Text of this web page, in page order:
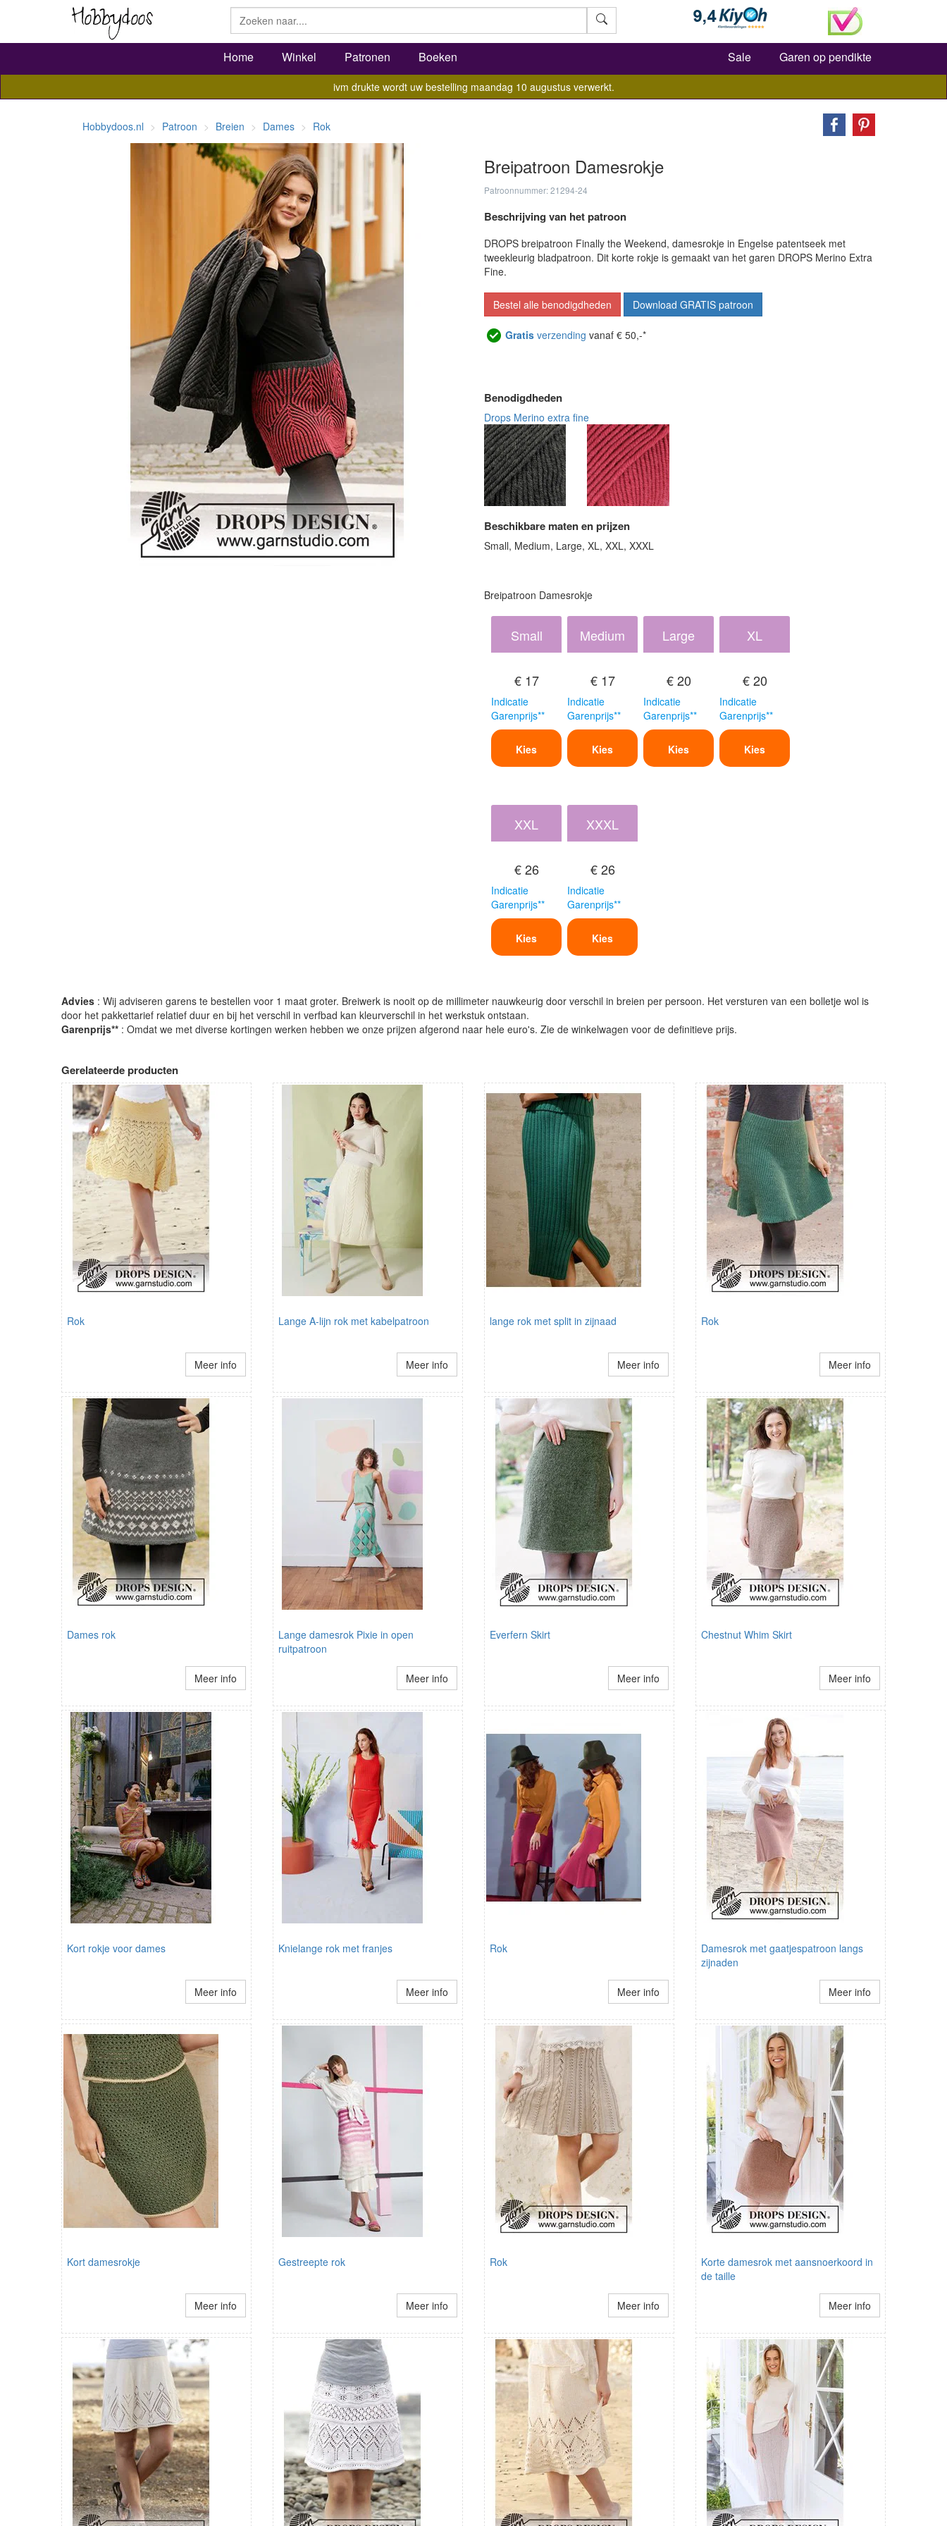
Zoeken
Home Winkel Patronen Boeken Sale Garen op pendikte
ivm drukte wordt uw bestelling maandag 10 augustus verwerkt.
Hobbydoos.nl Patroon Breien Dames Rok
Breipatroon Damesrokje
Patroonnummer: 21294-24
Beschrijving van het patroon
DROPS breipatroon Finally the Weekend, damesrokje in Engelse patentseek met
tweekleurig bladpatroon. Dit korte rokje is gemaakt van het garen DROPS Merino Extra
Fine.
Bestel alle benodigdheden Download GRATIS patroon
Gratis verzending vanaf € 50,-*
Benodigdheden
Drops Merino extra fine
Beschikbare maten en prijzen
Small, Medium, Large, XL, XXL, XXXL
Breipatroon Damesrokje
Small
€ 17
Indicatie
Garenprijs**
Kies
Medium
€ 17
Indicatie
Garenprijs**
Kies
Large
€ 20
Indicatie
Garenprijs**
Kies
XL
€ 20
Indicatie
Garenprijs**
Kies
XXL
€ 26
Indicatie
Garenprijs**
Kies
XXXL
€ 26
Indicatie
Garenprijs**
Kies
Advies : Wij adviseren garens te bestellen voor 1 maat groter. Breiwerk is nooit op de millimeter nauwkeurig door verschil in breien per persoon. Het versturen van een bolletje wol is
door het pakkettarief relatief duur en bij het verschil in verfbad kan kleurverschil in het werkstuk ontstaan.
Garenprijs** : Omdat we met diverse kortingen werken hebben we onze prijzen afgerond naar hele euro's. Zie de winkelwagen voor de definitieve prijs.
Gerelateerde producten
Rok
Meer info
Lange A-lijn rok met kabelpatroon
Meer info
lange rok met split in zijnaad
Meer info
Rok
Meer info
Dames rok
Meer info
Lange damesrok Pixie in open
ruitpatroon
Meer info
Everfern Skirt
Meer info
Chestnut Whim Skirt
Meer info
Kort rokje voor dames
Meer info
Knielange rok met franjes
Meer info
Rok
Meer info
Damesrok met gaatjespatroon langs
zijnaden
Meer info
Kort damesrokje
Meer info
Gestreepte rok
Meer info
Rok
Meer info
Korte damesrok met aansnoerkoord in
de taille
Meer info